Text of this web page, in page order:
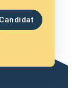
Candidat